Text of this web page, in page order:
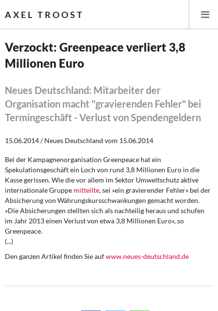
AXEL TROOST
Startseite
Themen
Leitlinien linker Wirtschafts- und Finanzpolitik
Steuer- und Finanzpolitik
Öffentliche Infrastruktur und Daseinsvorsorge
Eurokrise und Griechenland
DIE LINKE
Verzockt: Greenpeace verliert 3,8
Millionen Euro
Neues Deutschland: Mitarbeiter der
Organisation macht "gravierenden Fehler" bei
Termingeschäft - Verlust von Spendengeldern
15.06.2014 / Neues Deutschland vom 15.06.2014
Bei der Kampagnenorganisation Greenpeace hat ein
Spekulationsgeschäft ein Loch von rund 3,8 Millionen Euro in die
Kasse gerissen. Wie die vor allem im Sektor Umweltschutz aktive
internationale Gruppe mitteilte, sei »ein gravierender Fehler« bei der
Absicherung von Währungskursschwankungen gemacht worden.
»Die Absicherungen stellten sich als nachteilig heraus und schufen
im Jahr 2013 einen Verlust von etwa 3,8 Millionen Euro«, so
Greenpeace.
(...)
Den ganzen Artikel finden Sie aufwww.neues-deutschland.de